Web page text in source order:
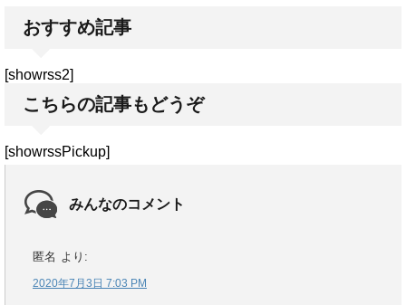
おすすめ記事
[showrss2]
こちらの記事もどうぞ
[showrssPickup]
みんなのコメント
匿名 より:
2020年7月3日 7:03 PM